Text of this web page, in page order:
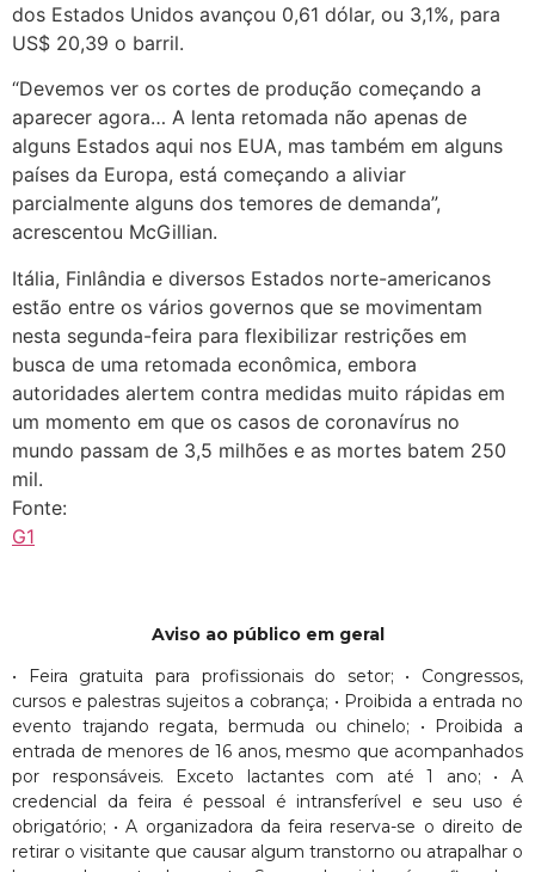
dos Estados Unidos avançou 0,61 dólar, ou 3,1%, para
US$ 20,39 o barril.
“Devemos ver os cortes de produção começando a
aparecer agora… A lenta retomada não apenas de
alguns Estados aqui nos EUA, mas também em alguns
países da Europa, está começando a aliviar
parcialmente alguns dos temores de demanda”,
acrescentou McGillian.
Itália, Finlândia e diversos Estados norte-americanos
estão entre os vários governos que se movimentam
nesta segunda-feira para flexibilizar restrições em
busca de uma retomada econômica, embora
autoridades alertem contra medidas muito rápidas em
um momento em que os casos de coronavírus no
mundo passam de 3,5 milhões e as mortes batem 250
mil.
Fonte:
G1
Aviso ao público em geral
• Feira gratuita para profissionais do setor; • Congressos,
cursos e palestras sujeitos a cobrança; • Proibida a entrada no
evento trajando regata, bermuda ou chinelo; • Proibida a
entrada de menores de 16 anos, mesmo que acompanhados
por responsáveis. Exceto lactantes com até 1 ano; • A
credencial da feira é pessoal é intransferível e seu uso é
obrigatório; • A organizadora da feira reserva-se o direito de
retirar o visitante que causar algum transtorno ou atrapalhar o